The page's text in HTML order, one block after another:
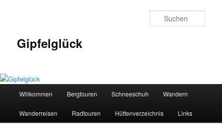
Gipfelglück
Willkommen Bergtouren Schneeschuh Wandern
Wanderreisen Radtouren Hüttenverzeichnis Links